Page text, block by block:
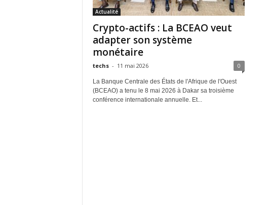
Actualité
Crypto-actifs : La BCEAO veut
adapter son système
monétaire
techs - 11 mai 2026 0
La Banque Centrale des États de l'Afrique de l'Ouest
(BCEAO) a tenu le 8 mai 2026 à Dakar sa troisième
conférence internationale annuelle. Et...